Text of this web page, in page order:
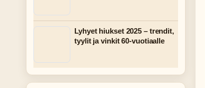
Lyhyet hiukset 2025 – trendit,
tyylit ja vinkit 60-vuotiaalle